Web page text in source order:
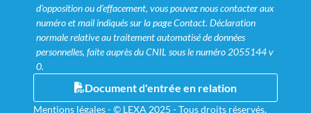
d’opposition ou d’effacement, vous pouvez nous contacter aux
numéro et mail indiqués sur la page Contact. Déclaration
normale relative au traitement automatisé de données
personnelles, faite auprès du CNIL sous le numéro 2055144 v
0.
Document d'entrée en relation
Mentions légales-© LEXA 2025 - Tous droits réservés.